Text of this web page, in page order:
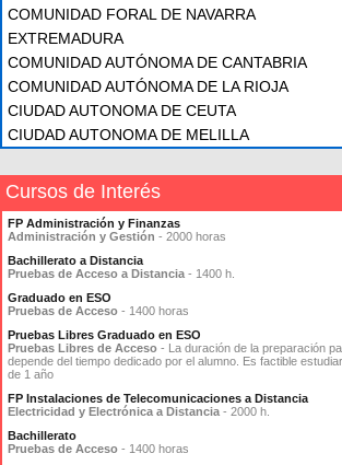
COMUNIDAD FORAL DE NAVARRA
EXTREMADURA
COMUNIDAD AUTÓNOMA DE CANTABRIA
COMUNIDAD AUTÓNOMA DE LA RIOJA
CIUDAD AUTONOMA DE CEUTA
CIUDAD AUTONOMA DE MELILLA
Cursos de Interés
FP Administración y Finanzas
Administración y Gestión - 2000 horas
Bachillerato a Distancia
Pruebas de Acceso a Distancia - 1400 h.
Graduado en ESO
Pruebas de Acceso - 1400 horas
Pruebas Libres Graduado en ESO
Pruebas Libres de Acceso - La duración de la preparación
depende del tiempo dedicado por el alumno. Es factible
de 1 año
FP Instalaciones de Telecomunicaciones a Distancia
Electricidad y Electrónica a Distancia - 2000 h.
Bachillerato
Pruebas de Acceso - 1400 horas